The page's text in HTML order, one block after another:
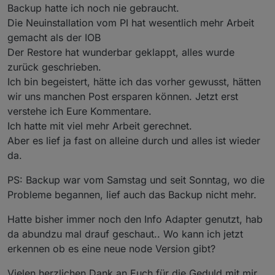
Backup hatte ich noch nie gebraucht.
Die Neuinstallation vom PI hat wesentlich mehr Arbeit
gemacht als der IOB
Der Restore hat wunderbar geklappt, alles wurde
zurück geschrieben.
Ich bin begeistert, hätte ich das vorher gewusst, hätten
wir uns manchen Post ersparen können. Jetzt erst
verstehe ich Eure Kommentare.
Ich hatte mit viel mehr Arbeit gerechnet.
Aber es lief ja fast on alleine durch und alles ist wieder
da.
PS: Backup war vom Samstag und seit Sonntag, wo die
Probleme begannen, lief auch das Backup nicht mehr.
Hatte bisher immer noch den Info Adapter genutzt, hab
da abundzu mal drauf geschaut.. Wo kann ich jetzt
erkennen ob es eine neue node Version gibt?